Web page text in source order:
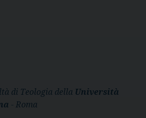
di Teologia della Università
- Roma